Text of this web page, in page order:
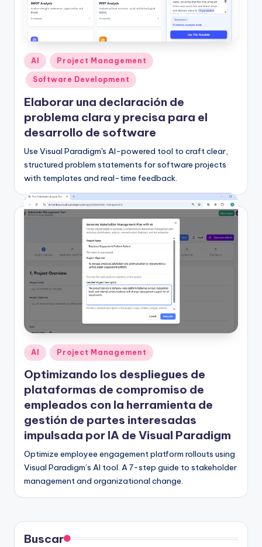
A
I,
S
o
f
t
w
a
r
D
it
a
n
si
g
h
t
s
Publicado
en
AI Project Management
Software Development
Elaborar una declaración de
problema clara y precisa para el
desarrollo de software
Use Visual Paradigm's AI-powered tool to craft clear,
structured problem statements for software projects
with templates and real-time feedback.
Publicado
en
AI Project Management
Optimizando los despliegues de
plataformas de compromiso de
empleados con la herramienta de
gestión de partes interesadas
impulsada por IA de Visual Paradigm
Optimize employee engagement platform rollouts using
Visual Paradigm’s AI tool. A 7-step guide to stakeholder
management and organizational change.
Buscar